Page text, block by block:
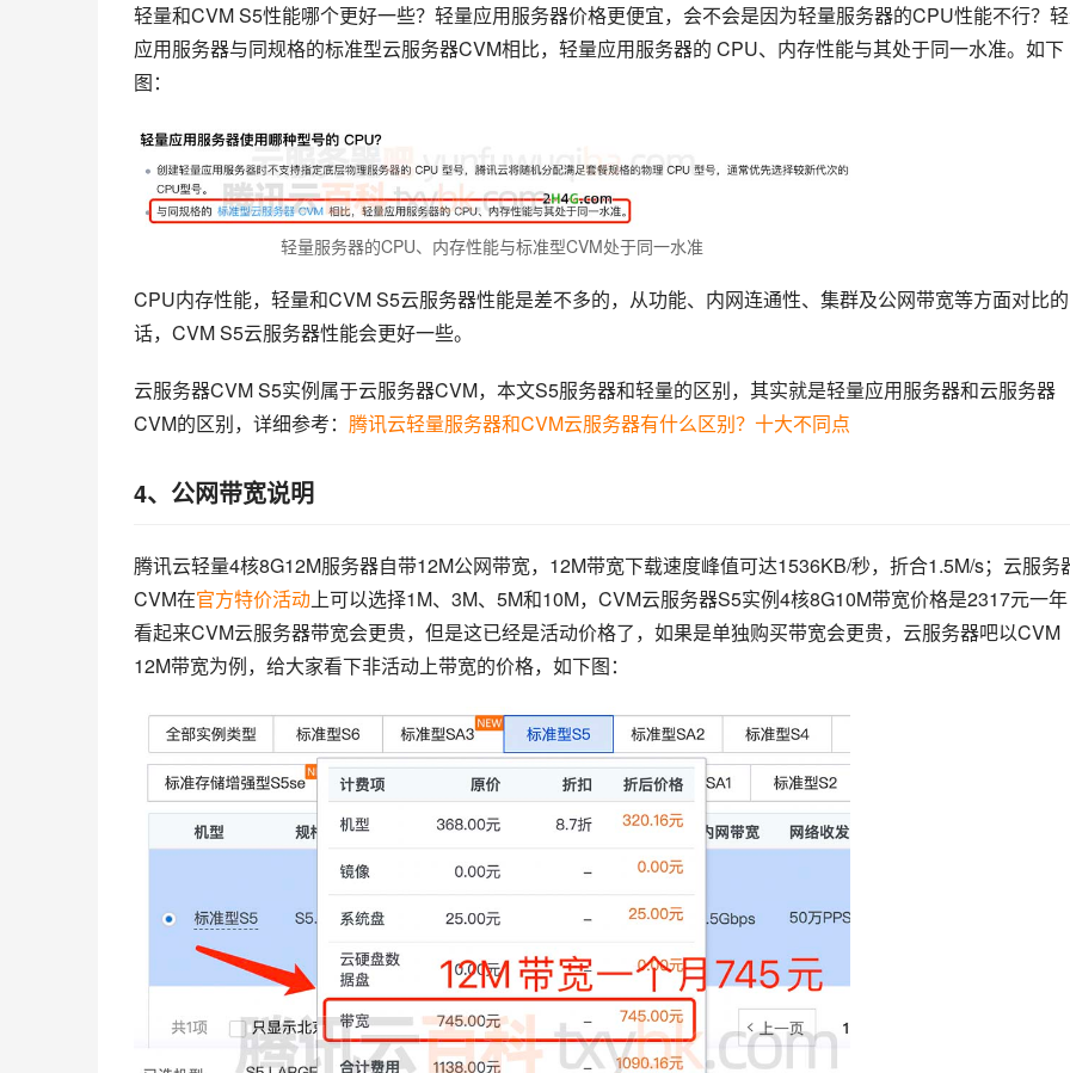
轻量和CVM S5性能哪个更好一些？轻量应用服务器价格更便宜，会不会是因为轻量服务器的CPU性能不行？
应用服务器与同规格的标准型云服务器CVM相比，轻量应用服务器的 CPU、内存性能与其处于同一水准。如下
图：
轻量服务器的CPU、内存性能与标准型CVM处于同一水准
CPU内存性能，轻量和CVM S5云服务器性能是差不多的，从功能、内网连通性、集群及公网带宽等方面对比的
话，CVM S5云服务器性能会更好一些。
云服务器CVM S5实例属于云服务器CVM，本文S5服务器和轻量的区别，其实就是轻量应用服务器和云服务器
CVM的区别，详细参考： 腾讯云轻量服务器和CVM云服务器有什么区别？十大不同点
4、公网带宽说明
腾讯云轻量4核8G12M服务器自带12M公网带宽，12M带宽下载速度峰值可达1536KB/秒，折合1.5M/s；云服务
CVM在官方特价活动上可以选择1M、3M、5M和10M，CVM云服务器S5实例4核8G10M带宽价格是2317元一
看起来CVM云服务器带宽会更贵，但是这已经是活动价格了，如果是单独购买带宽会更贵，云服务器吧以CVM
12M带宽为例，给大家看下非活动上带宽的价格，如下图：